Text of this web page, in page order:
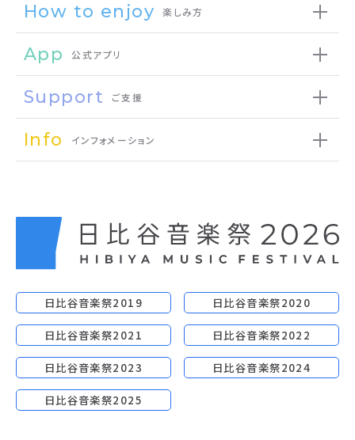
How to enjoy 楽しみ方
App 公式アプリ
Support ご支援
Info インフォメーション
日比谷音楽祭2019 日比谷音楽祭2020
日比谷音楽祭2021 日比谷音楽祭2022
日比谷音楽祭2023 日比谷音楽祭2024
日比谷音楽祭2025